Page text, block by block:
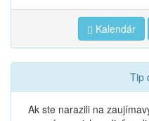
Kalendár
Tip
Ak ste narazili na